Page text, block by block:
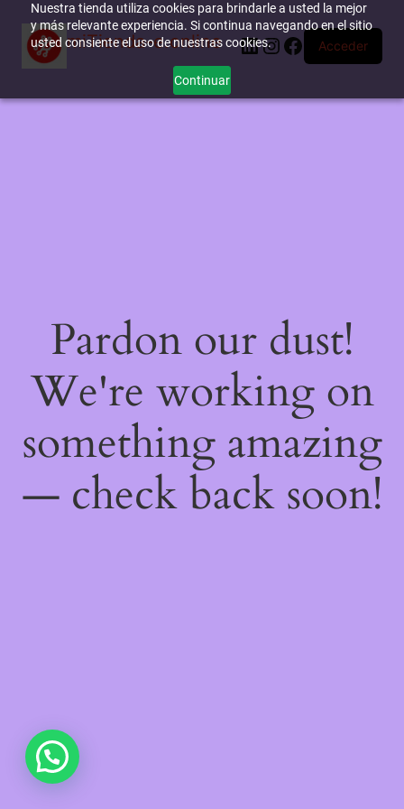
Nuestra tienda utiliza cookies para brindarle a usted la mejor
y más relevante experiencia. Si continua navegando en el sitio
usted consiente el uso de nuestras cookies.
Continuar
miTienda-e.online LinkedIn
Instagram
Facebook
Acceder
Pardon our dust!
We're working on
something amazing
— check back soon!